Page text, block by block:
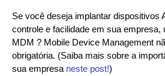
Se você deseja implantar dispositivos
controle e facilidade em sua empresa,
MDM ? Mobile Device Management
obrigatória. (Saiba mais sobre a
sua empresa neste post!)